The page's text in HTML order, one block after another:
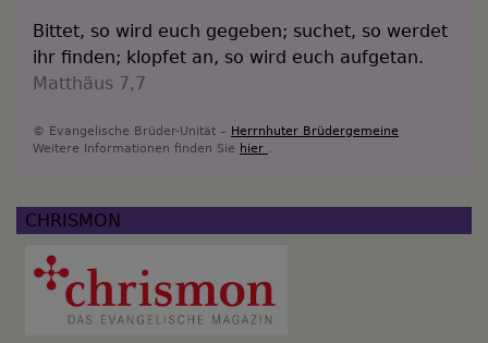
Bittet, so wird euch gegeben; suchet, so werdet
ihr finden; klopfet an, so wird euch aufgetan.
Matthäus 7,7
© Evangelische Brüder-Unität – Herrnhuter Brüdergemeine
Weitere Informationen finden Sie hier .
CHRISMON